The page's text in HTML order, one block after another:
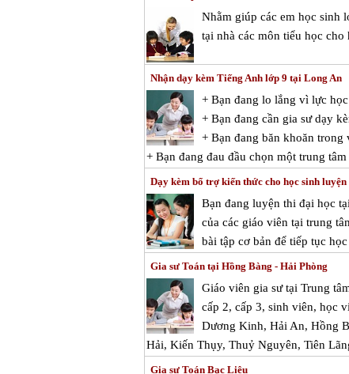
Nhằm giúp các em học sinh
tại nhà các môn tiểu học
Nhận dạy kèm Tiếng Anh lớp 9 tại Long An
+ Bạn đang lo lắng vì lực
+ Bạn đang cần gia sư dạy
+ Bạn đang băn khoăn
+ Bạn đang đau đầu chọn một trung
Dạy kèm bổ trợ kiến thức cho học sinh
Bạn đang luyện thi đại học
của các giáo viên tại trung
bài tập cơ bản để tiếp tục
Gia sư Toán tại Hồng Bàng - Hải Phòng
Giáo viên gia sư tại Trung
cấp 2, cấp 3, sinh viên, học
Dương Kinh, Hải An, Hồng
Hải, Kiến Thụy, Thuỷ Nguyên, Tiên
Gia sư Toán Bạc Liêu